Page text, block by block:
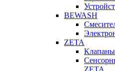
BEWASH
ZETA
ZETA